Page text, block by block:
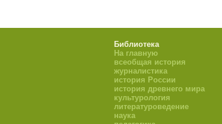
Библиотека
На главную
всеобщая история
журналистика
история России
история древнего мира
культурология
литературоведение
наука